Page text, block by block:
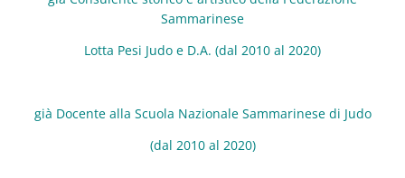
Sammarinese
Lotta Pesi Judo e D.A. (dal 2010 al 2020)
già Docente alla Scuola Nazionale Sammarinese di Judo
(dal 2010 al 2020)